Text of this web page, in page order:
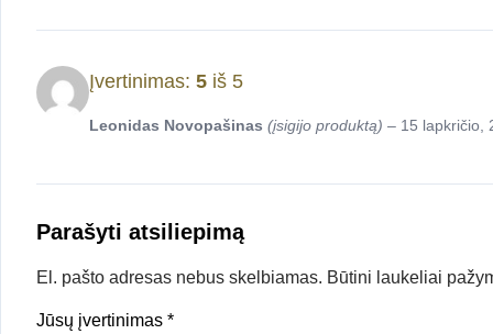
Įvertinimas: 5 iš 5
Leonidas Novopašinas (įsigijo produktą) – 15 lapkričio,
Parašyti atsiliepimą
El. pašto adresas nebus skelbiamas. Būtini laukeliai
Jūsų įvertinimas *